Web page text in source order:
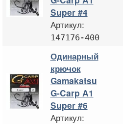
Super #4
Артикул:
147176-400
Одинарный
крючок
Gamakatsu
G-Carp A1
Super #6
Артикул: